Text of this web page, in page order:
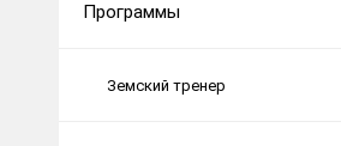
Программы
Земский тренер